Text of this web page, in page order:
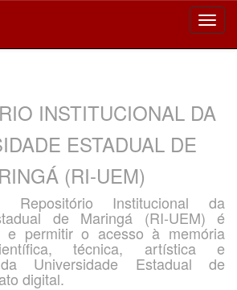
INSTITUCIONAL DA
ESTADUAL DE
(RI-UEM)
Institucional da
de Maringá (RI-UEM) é
e permitir o acesso à memória
técnica, artística e
Universidade Estadual de
digital.